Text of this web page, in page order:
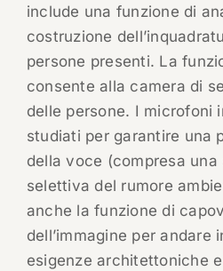
include una funzione di
costruzione
persone presenti. La
consente alla camera di
delle persone. I microfoni
studiati per garantire una
della voce (compresa una
selettiva del rumore
anche la funzione di
dell’immagine per andare
esigenze architettoniche